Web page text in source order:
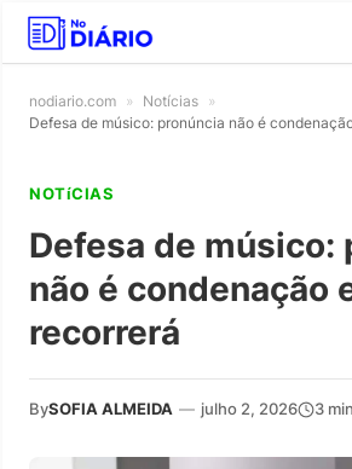
nodiario.com » Notícias »
Defesa de músico: pronúncia não é
NOTíCIAS
Defesa de músico:
não é condenação
recorrerá
BySOFIA ALMEIDA — julho 2, 2026 3